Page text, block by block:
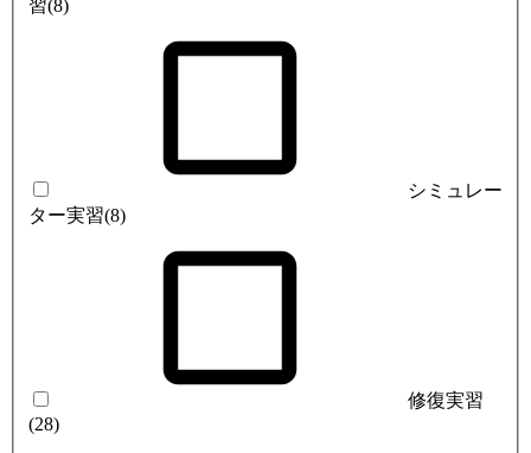
習(8)
シミュレー
ター実習(8)
修復実習
(28)